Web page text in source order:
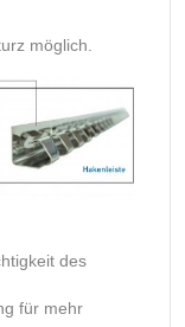
möglich.
des
für mehr